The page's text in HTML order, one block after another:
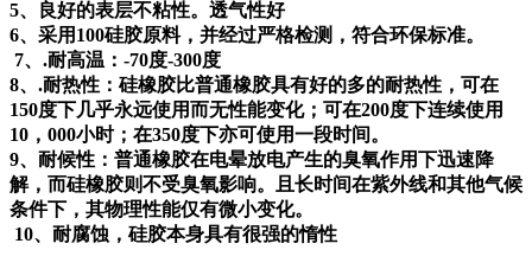
5、良好的表层不粘性。透气性好
6、采用100硅胶原料，并经过严格检测，符合环保标准。
7、.耐高温：-70度-300度
8、.耐热性：硅橡胶比普通橡胶具有好的多的耐热性，可在
150度下几乎永远使用而无性能变化；可在200度下连续使用
10，000小时；在350度下亦可使用一段时间。
9、耐候性：普通橡胶在电晕放电产生的臭氧作用下迅速降
解，而硅橡胶则不受臭氧影响。且长时间在紫外线和其他气候
条件下，其物理性能仅有微小变化。
10、耐腐蚀，硅胶本身具有很强的惰性